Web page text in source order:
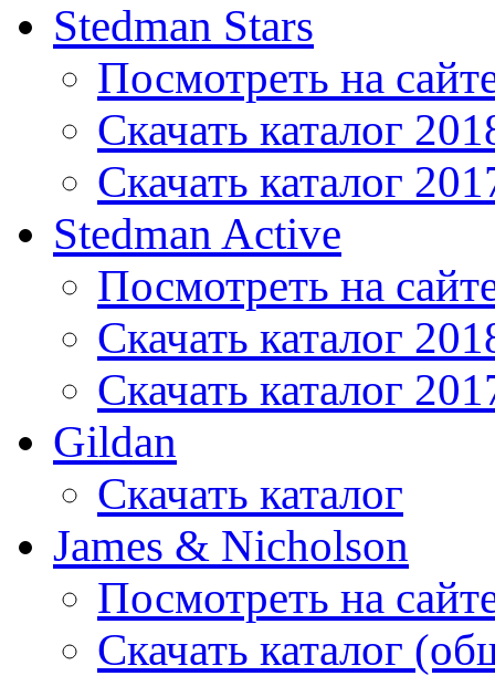
Stedman Stars
Посмотреть на
Скачать каталог
Скачать каталог
Stedman Active
Посмотреть на
Скачать каталог
Скачать каталог
Gildan
Скачать каталог
James & Nicholson
Посмотреть на
Скачать каталог